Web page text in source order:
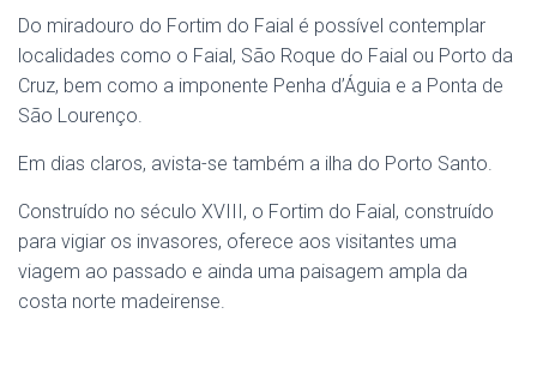
Do miradouro do Fortim do Faial é possível contemplar
localidades como o Faial, São Roque do Faial ou Porto da
Cruz, bem como a imponente Penha d’Águia e a Ponta de
São Lourenço.
Em dias claros, avista-se também a ilha do Porto Santo.
Construído no século XVIII, o Fortim do Faial, construído
para vigiar os invasores, oferece aos visitantes uma
viagem ao passado e ainda uma paisagem ampla da
costa norte madeirense.